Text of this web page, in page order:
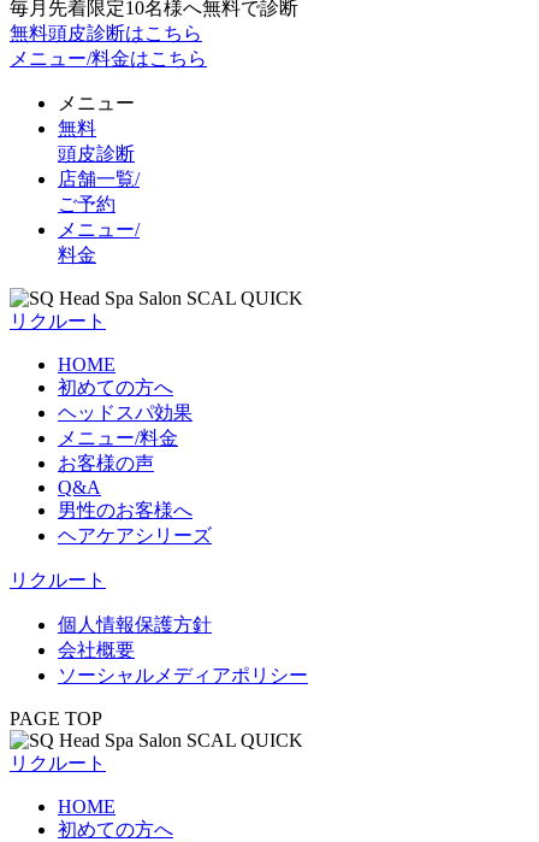
毎月先着限定10名様へ無料で診断
無料頭皮診断はこちら
メニュー/料金はこちら
メニュー
無料
頭皮診断
店舗一覧/
ご予約
メニュー/
料金
リクルート
HOME
初めての方へ
ヘッドスパ効果
メニュー/料金
お客様の声
Q&A
男性のお客様へ
ヘアケアシリーズ
リクルート
個人情報保護方針
会社概要
ソーシャルメディアポリシー
PAGE TOP
リクルート
HOME
初めての方へ